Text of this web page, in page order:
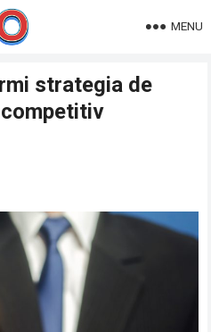
MENU
strategia de